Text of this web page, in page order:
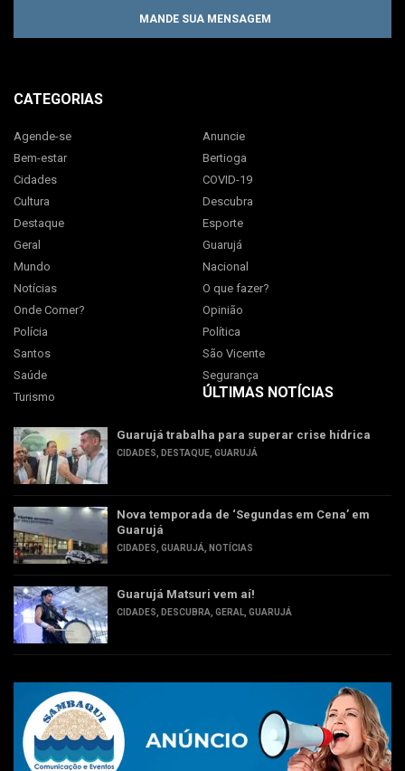
MANDE SUA MENSAGEM
CATEGORIAS
Agende-se
Anuncie
Bem-estar
Bertioga
Cidades
COVID-19
Cultura
Descubra
Destaque
Esporte
Geral
Guarujá
Mundo
Nacional
Notícias
O que fazer?
Onde Comer?
Opinião
Polícia
Política
Santos
São Vicente
Saúde
Segurança
Turismo
ÚLTIMAS NOTÍCIAS
Guarujá trabalha para superar crise hídrica
CIDADES DESTAQUE GUARUJÁ
Nova temporada de ‘Segundas em Cena’ em
Guarujá
CIDADES GUARUJÁ NOTÍCIAS
Guarujá Matsuri vem aí!
CIDADES DESCUBRA GERAL GUARUJÁ